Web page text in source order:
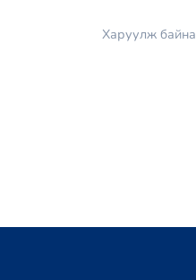
Харуулж байна